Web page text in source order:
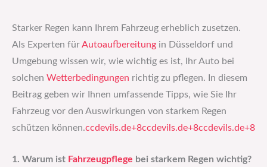
Starker Regen kann Ihrem Fahrzeug erheblich zusetzen.
Als Experten für Autoaufbereitung in Düsseldorf und
Umgebung wissen wir, wie wichtig es ist, Ihr Auto bei
solchen Wetterbedingungen richtig zu pflegen. In diesem
Beitrag geben wir Ihnen umfassende Tipps, wie Sie Ihr
Fahrzeug vor den Auswirkungen von starkem Regen
schützen können.​ccdevils.de+8ccdevils.de+8ccdevils.de+8
1. Warum ist Fahrzeugpflege bei starkem Regen wichtig?